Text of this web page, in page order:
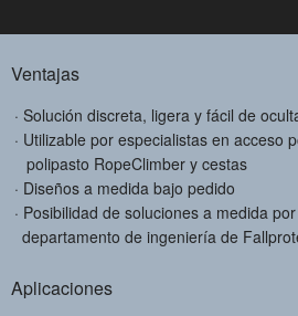
Ventajas
Solución discreta, ligera y fácil de
Utilizable por especialistas en acceso
polipasto RopeClimber y cestas
Diseños a medida bajo pedido
Posibilidad de soluciones a medida
departamento de ingeniería de
Aplicaciones